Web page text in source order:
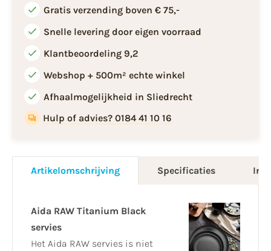
Gratis verzending boven € 75,-
Snelle levering door eigen voorraad
Klantbeoordeling 9,2
Webshop + 500m² echte winkel
Afhaalmogelijkheid in Sliedrecht
Hulp of advies? 0184 41 10 16
Artikelomschrijving Specificaties
Aida RAW Titanium Black
servies
Het Aida RAW servies is niet